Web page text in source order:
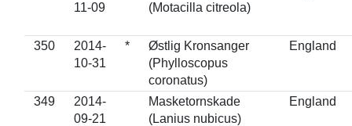
11-09
(Motacilla citreola)
350
2014-
10-31
*
Østlig Kronsanger
(Phylloscopus
coronatus)
England
349
2014-
09-21
Masketornskade
(Lanius nubicus)
England